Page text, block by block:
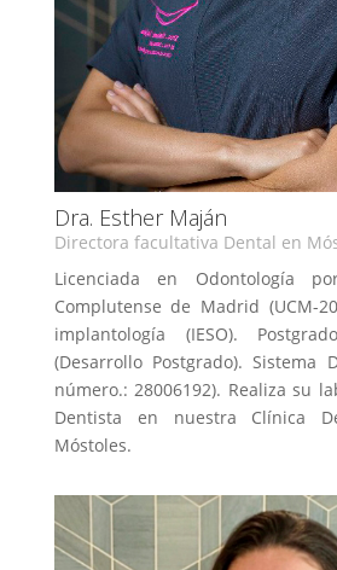
Dra. Esther Maján
Directora facultativa Dental en
Licenciada en Odontología
Complutense de Madrid (UCM-
implantología (IESO).
(Desarrollo Postgrado). Sistema
número.: 28006192). Realiza su
Dentista en nuestra Clínica
Móstoles.